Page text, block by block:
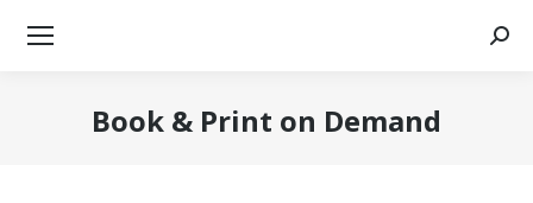
Book & Print on Demand